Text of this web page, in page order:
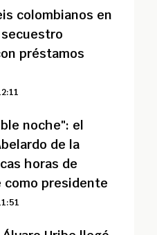
colombianos en
secuestro
préstamos
noche": el
de la
horas de
como presidente